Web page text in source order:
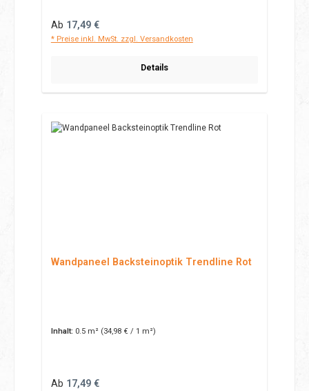
Regulärer Preis:
Ab 17,49 €
* Preise inkl. MwSt. zzgl. Versandkosten
Details
Wandpaneel Backsteinoptik Trendline Rot
Inhalt: 0.5 m² (34,98 € / 1 m²)
Regulärer Preis:
Ab 17,49 €